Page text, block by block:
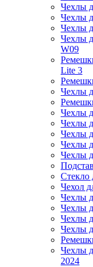
Чехлы
Чехлы
Чехлы
Чехлы
W09
Lite 3
Чехлы
Чехлы
Чехлы
Чехлы
Чехлы
Чехлы
Стекло
Чехол
Чехлы
Чехлы
Чехлы
Чехлы
Чехлы
2024